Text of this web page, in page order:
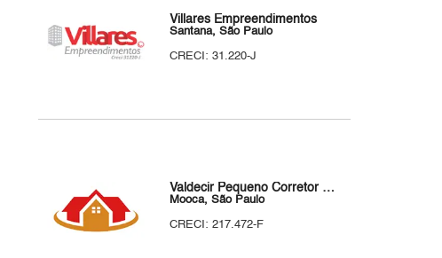
Villares Empreendimentos
Santana, São Paulo
CRECI: 31.220-J
Valdecir Pequeno Corretor de Imóveis
Mooca, São Paulo
CRECI: 217.472-F